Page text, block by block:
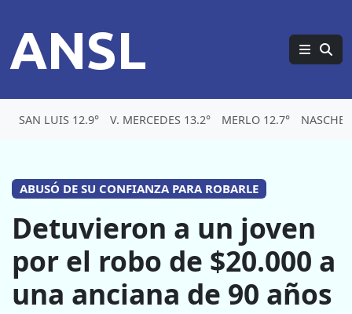
ANSL
SAN LUIS 12.9° V. MERCEDES 13.2° MERLO 12.7°
ABUSÓ DE SU CONFIANZA PARA ROBARLE
Detuvieron a un joven
por el robo de $20.000 a
una anciana de 90 años